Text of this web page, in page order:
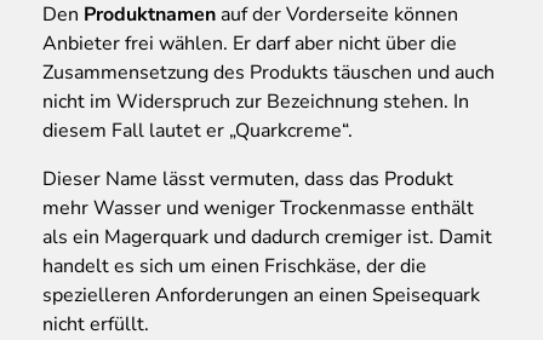
Den Produktnamen auf der Vorderseite können
Anbieter frei wählen. Er darf aber nicht über die
Zusammensetzung des Produkts täuschen und auch
nicht im Widerspruch zur Bezeichnung stehen. In
diesem Fall lautet er „Quarkcreme“.
Dieser Name lässt vermuten, dass das Produkt
mehr Wasser und weniger Trockenmasse enthält
als ein Magerquark und dadurch cremiger ist. Damit
handelt es sich um einen Frischkäse, der die
spezielleren Anforderungen an einen Speisequark
nicht erfüllt.